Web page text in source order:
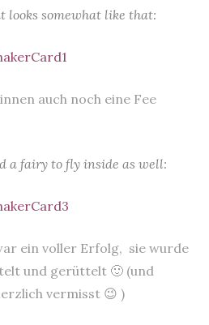
looks somewhat like that:
auch noch eine Fee
a fairy to fly inside as well:
ein voller Erfolg, sie wurde
und gerüttelt 🙂 (und
vermisst 😉 )